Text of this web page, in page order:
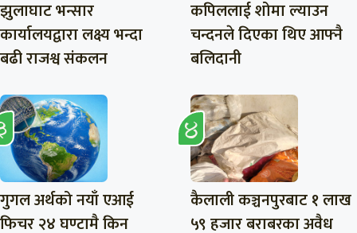
झुलाघाट भन्सार
कार्यालयद्वारा लक्ष्य भन्दा
बढी राजश्व संकलन
कपिललाई शोमा ल्याउन
चन्दनले दिएका थिए आफ्नै
बलिदानी
गुगल अर्थको नयाँ एआई
फिचर २४ घण्टामै किन
कैलाली कञ्चनपुरबाट १ लाख
५९ हजार बराबरका अवैध